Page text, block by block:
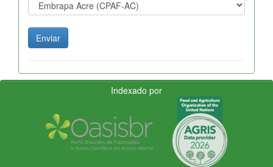
Indexado por